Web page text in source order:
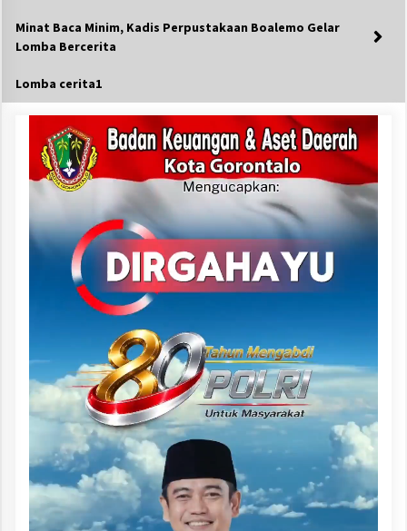
Minat Baca Minim, Kadis Perpustakaan Boalemo Gelar
Lomba Bercerita
Lomba cerita1